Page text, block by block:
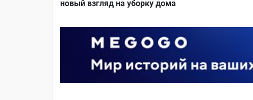
новый взгляд на уборку дома